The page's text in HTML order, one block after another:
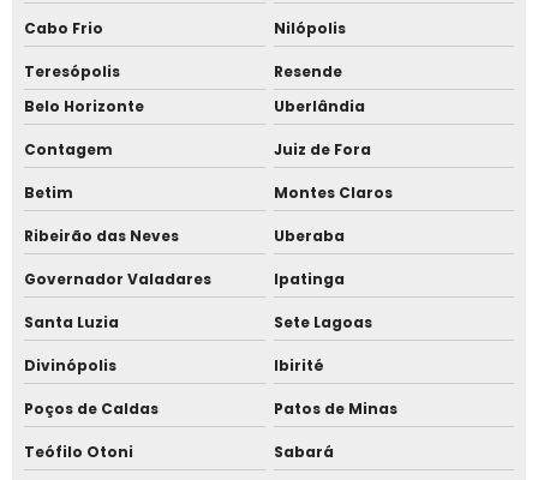
Controle de acesso reconhecimento de face
Controle de acesso sistema
Controle de ponto online
Empresa de controle de acesso
Empresa de manutenção controle de acesso
Empresa de manutenção para relógios de marcação de
ponto
Empresa de sistema de controle de acesso
Empresa de sistema de marcação de ponto
Cabo Frio Nilópolis
Teresópolis
Resende
Belo Horizonte
Uberlândia
Contagem Juiz de Fora
Betim Montes Claros
Ribeirão das Neves Uberaba
Governador Valadares Ipatinga
Santa Luzia Sete Lagoas
Divinópolis Ibirité
Poços de Caldas Patos de Minas
Teófilo Otoni Sabará